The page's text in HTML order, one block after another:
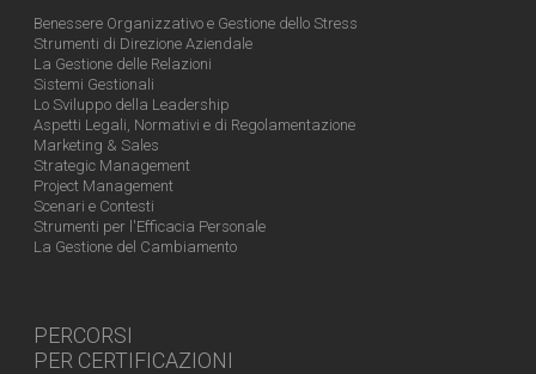
Benessere Organizzativo e Gestione dello Stress
Strumenti di Direzione Aziendale
La Gestione delle Relazioni
Sistemi Gestionali
Lo Sviluppo della Leadership
Aspetti Legali, Normativi e di Regolamentazione
Marketing & Sales
Strategic Management
Project Management
Scenari e Contesti
Strumenti per l'Efficacia Personale
La Gestione del Cambiamento
PERCORSI
PER CERTIFICAZIONI